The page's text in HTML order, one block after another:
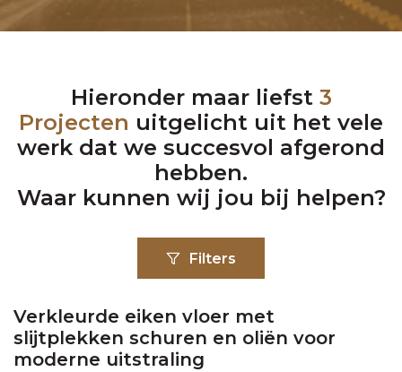
Hieronder maar liefst 3
Projecten uitgelicht uit het vele
werk dat we succesvol afgerond
hebben.
Waar kunnen wij jou bij helpen?
Filters
Verkleurde eiken vloer met
slijtplekken schuren en oliën voor
moderne uitstraling